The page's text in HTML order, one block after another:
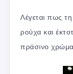
Λέγεται πως
ρούχα και
πράσινο χρώμα